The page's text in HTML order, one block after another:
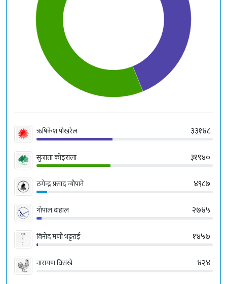
ऋषिकेश पोखरेल ३३१४८
सुजाता कोइराला ३१९४०
ठगेन्द्र प्रसाद न्यौपाने ४९८७
गोपाल दाहाल २७४५
विनोद मणी भट्टराई १४५७
नारायण विसंखे ४२४